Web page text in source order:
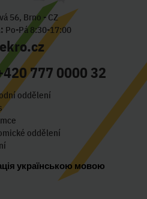
56, Brno - CZ
Po-Pá 8:30-17:00
777 0000 32
oddělení
oddělení
українською мовою